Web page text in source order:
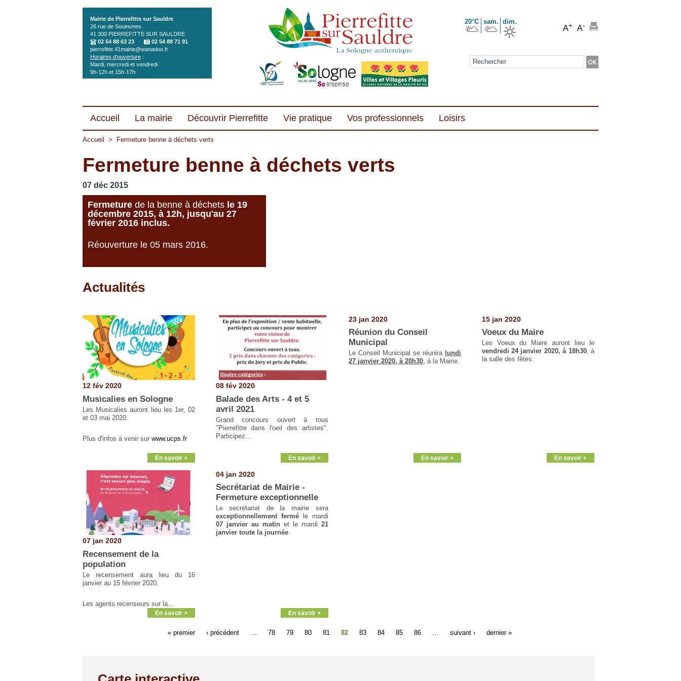
Mairie de Pierrefitte sur Sauldre
26 rue de Souesmes
41 300 PIERREFITTE SUR SAULDRE
02 54 88 63 23
02 54 88 71 91
pierrefitte.41mairie@wanadoo.fr
Horaires d'ouverture :
Mardi, mercredi et vendredi :
9h-12h et 15h-17h
20°C sam. dim.
A+ A-
Formulaire de recherche
Accueil La mairie Découvrir Pierrefitte Vie pratique Vos professionnels Loisirs
Accueil > Fermeture benne à déchets verts
Fermeture benne à déchets verts
07 déc 2015
Fermeture de la benne à déchets le 19
décembre 2015, à 12h, jusqu'au 27
février 2016 inclus.
Réouverture le 05 mars 2016.
Actualités
12 fév 2020
Musicalies en Sologne
Les Musicalies auront lieu les 1er, 02
et 03 mai 2020.
Plus d'infos à venir sur www.ucps.fr
En savoir +
08 fév 2020
Balade des Arts - 4 et 5
avril 2021
Grand concours ouvert à tous
"Pierrefitte dans l'oeil des artistes".
Participez...
En savoir +
23 jan 2020
Réunion du Conseil
Municipal
Le Conseil Municipal se réunira lundi
27 janvier 2020, à 20h30, à la Mairie.
En savoir +
15 jan 2020
Voeux du Maire
Les Voeux du Maire auront lieu le
vendredi 24 janvier 2020, à 18h30, à
la salle des fêtes.
En savoir +
07 jan 2020
Recensement de la
population
Le recensement aura lieu du 16
janvier au 15 février 2020.
Les agents recenseurs sur la...
En savoir +
04 jan 2020
Secrétariat de Mairie -
Fermeture exceptionnelle
Le secrétariat de la mairie sera
exceptionnellement ferméle mardi
07 janvier au matinet le mardi 21
janvier toute la journée.
En savoir +
Pages
« premier ‹ précédent 78 79 80 81 82 83 84 85 86 suivant › dernier »